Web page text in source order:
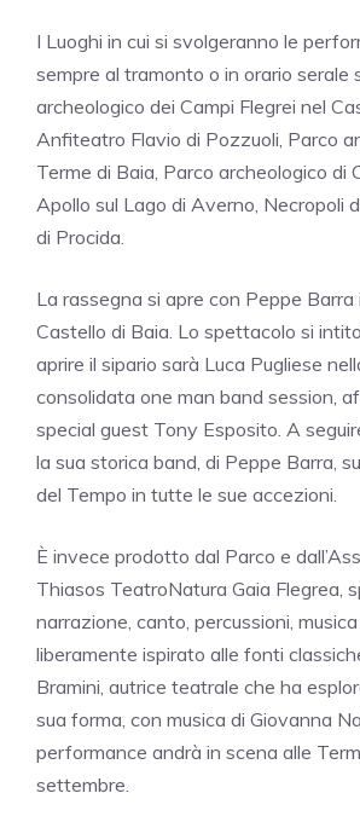
I Luoghi in cui si svolgeranno le
sempre al tramonto o in orario serale
archeologico dei Campi Flegrei nel
Anfiteatro Flavio di Pozzuoli, Parco
Terme di Baia, Parco archeologico di
Apollo sul Lago di Averno, Necropoli
di Procida.
La rassegna si apre con Peppe Barra
Castello di Baia. Lo spettacolo si
aprire il sipario sarà Luca Pugliese
consolidata one man band session,
special guest Tony Esposito. A
la sua storica band, di Peppe Barra,
del Tempo in tutte le sue accezioni.
È invece prodotto dal Parco e
Thiasos TeatroNatura Gaia Flegrea,
narrazione, canto, percussioni,
liberamente ispirato alle fonti
Bramini, autrice teatrale che ha
sua forma, con musica di Giovanna
performance andrà in scena alle
settembre.